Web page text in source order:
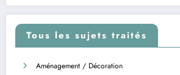
Tous les sujets traités
Aménagement / Décoration